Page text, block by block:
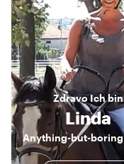
ZdravoIch bin
Linda